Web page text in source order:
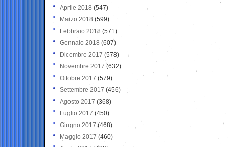
Aprile 2018 (547)
Marzo 2018 (599)
Febbraio 2018 (571)
Gennaio 2018 (607)
Dicembre 2017 (578)
Novembre 2017 (632)
Ottobre 2017 (579)
Settembre 2017 (456)
Agosto 2017 (368)
Luglio 2017 (450)
Giugno 2017 (468)
Maggio 2017 (460)